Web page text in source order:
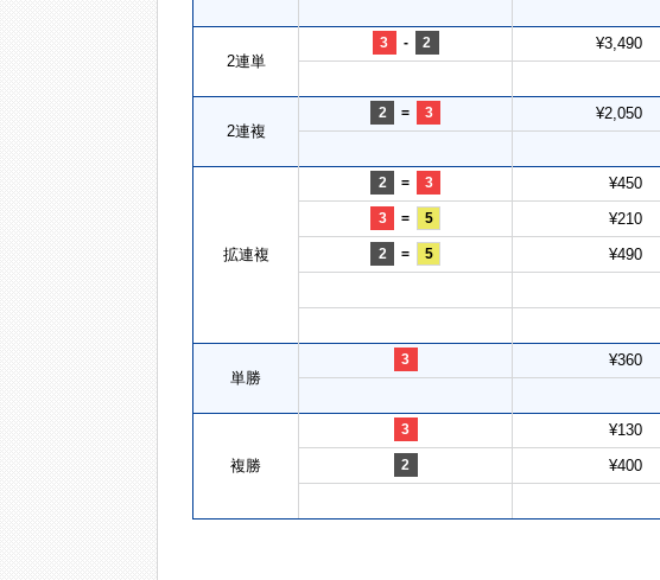
2連単
3 - 2 ¥3,490
2連複
2 = 3 ¥2,050
拡連複
2 = 3 ¥450
3 = 5 ¥210
2 = 5 ¥490
単勝
3 ¥360
複勝
3 ¥130
2 ¥400